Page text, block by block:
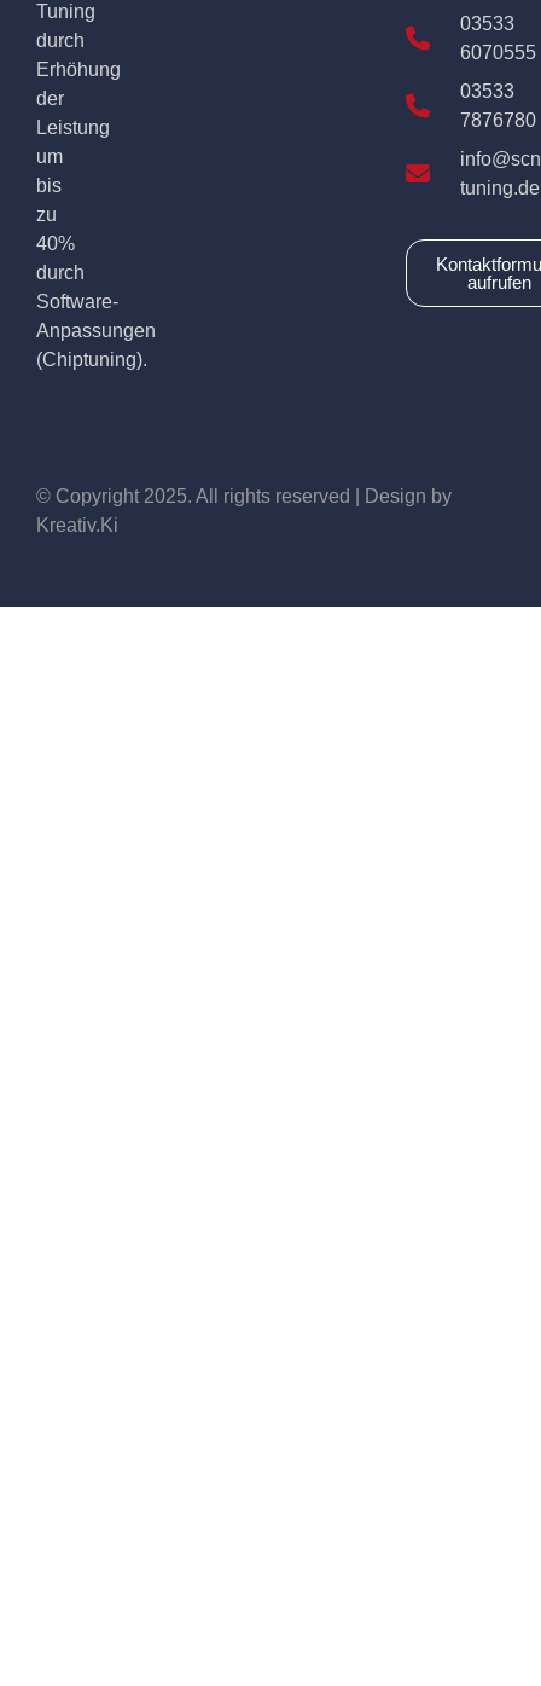
Tuning
durch
Erhöhung
der
Leistung
um
bis
zu
40%
durch
Software-
Anpassungen
(Chiptuning).
03533
6070555
03533
7876780
tuning.de
aufrufen
© Copyright 2025. All rights reserved | Design by
Kreativ.Ki